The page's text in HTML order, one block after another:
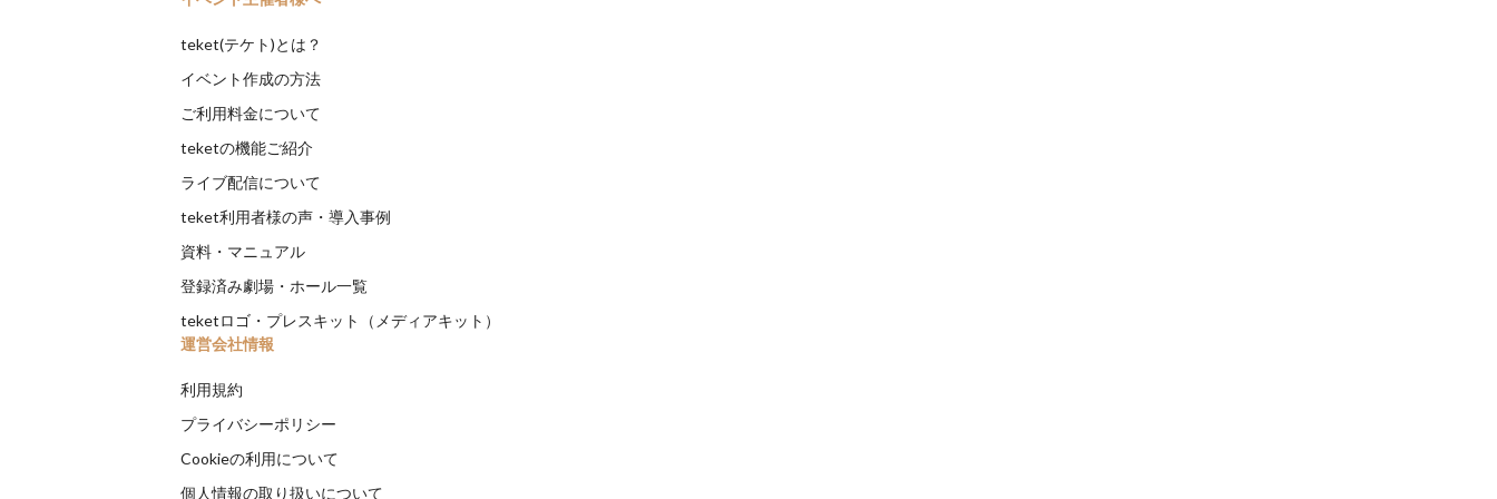
teket(テケト)とは？
イベント作成の方法
ご利用料金について
teketの機能ご紹介
ライブ配信について
teket利用者様の声・導入事例
資料・マニュアル
登録済み劇場・ホール一覧
teketロゴ・プレスキット（メディアキット）
運営会社情報
利用規約
プライバシーポリシー
Cookieの利用について
個人情報の取り扱いについて